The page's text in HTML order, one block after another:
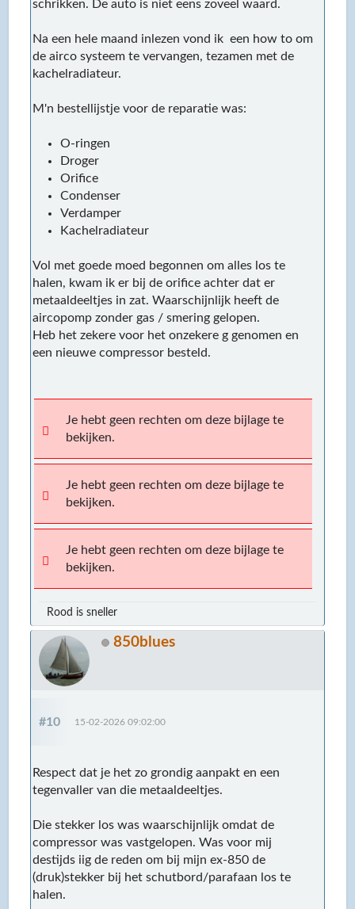
schrikken. De auto is niet eens zoveel waard.
Na een hele maand inlezen vond ik een how to om
de airco systeem te vervangen, tezamen met de
kachelradiateur.
M'n bestellijstje voor de reparatie was:
O-ringen
Droger
Orifice
Condenser
Verdamper
Kachelradiateur
Vol met goede moed begonnen om alles los te
halen, kwam ik er bij de orifice achter dat er
metaaldeeltjes in zat. Waarschijnlijk heeft de
aircopomp zonder gas / smering gelopen.
Heb het zekere voor het onzekere g genomen en
een nieuwe compressor besteld.
Je hebt geen rechten om deze bijlage te
bekijken.
Je hebt geen rechten om deze bijlage te
bekijken.
Je hebt geen rechten om deze bijlage te
bekijken.
Rood is sneller
850blues
#10 15-02-2026 09:02:00
Respect dat je het zo grondig aanpakt en een
tegenvaller van die metaaldeeltjes.
Die stekker los was waarschijnlijk omdat de
compressor was vastgelopen. Was voor mij
destijds iig de reden om bij mijn ex-850 de
(druk)stekker bij het schutbord/parafaan los te
halen.